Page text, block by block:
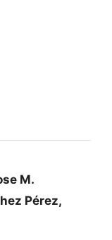
M.
Pérez,